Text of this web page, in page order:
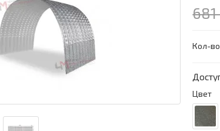
681
Кол-во
Цвет